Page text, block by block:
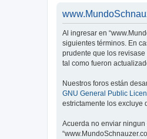
Al ingresar en
siguientes términos. En
prudente que los
tal como fueron
Nuestros foros están
GNU General Public
estrictamente los excluye
Acuerda no enviar